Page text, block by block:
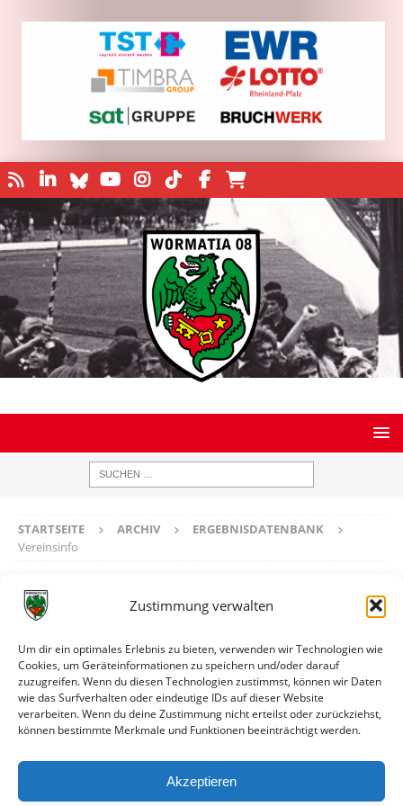
Zustimmung verwalten
Um dir ein optimales Erlebnis zu bieten, verwenden wir Technologien wie
Cookies, um Geräteinformationen zu speichern und/oder darauf
zuzugreifen. Wenn du diesen Technologien zustimmst, können wir Daten
wie das Surfverhalten oder eindeutige IDs auf dieser Website
verarbeiten. Wenn du deine Zustimmung nicht erteilst oder zurückziehst,
können bestimmte Merkmale und Funktionen beeinträchtigt werden.
Akzeptieren
STARTSEITE ARCHIV
ERGEBNISDATENBANK
Vereinsinfo
Vereinsinfo
Phönix Bellheim
Ort Bellheim
Weitere Informationen
Spiele gegen die erste Mannschaft
Spiele gegen die zweite Mannschaft